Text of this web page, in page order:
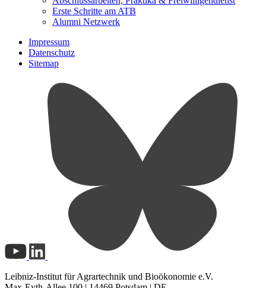
Erste Schritte am ATB
Alumni Netzwerk
Impressum
Datenschutz
Sitemap
Leibniz-Institut für Agrartechnik und Bioökonomie e.V.